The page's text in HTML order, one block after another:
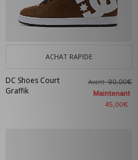
ACHAT RAPIDE
DC Shoes Court
Graffik
Avant90,00€
Maintenant
45,00€